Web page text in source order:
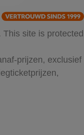
site is protected
prijzen, exclusief